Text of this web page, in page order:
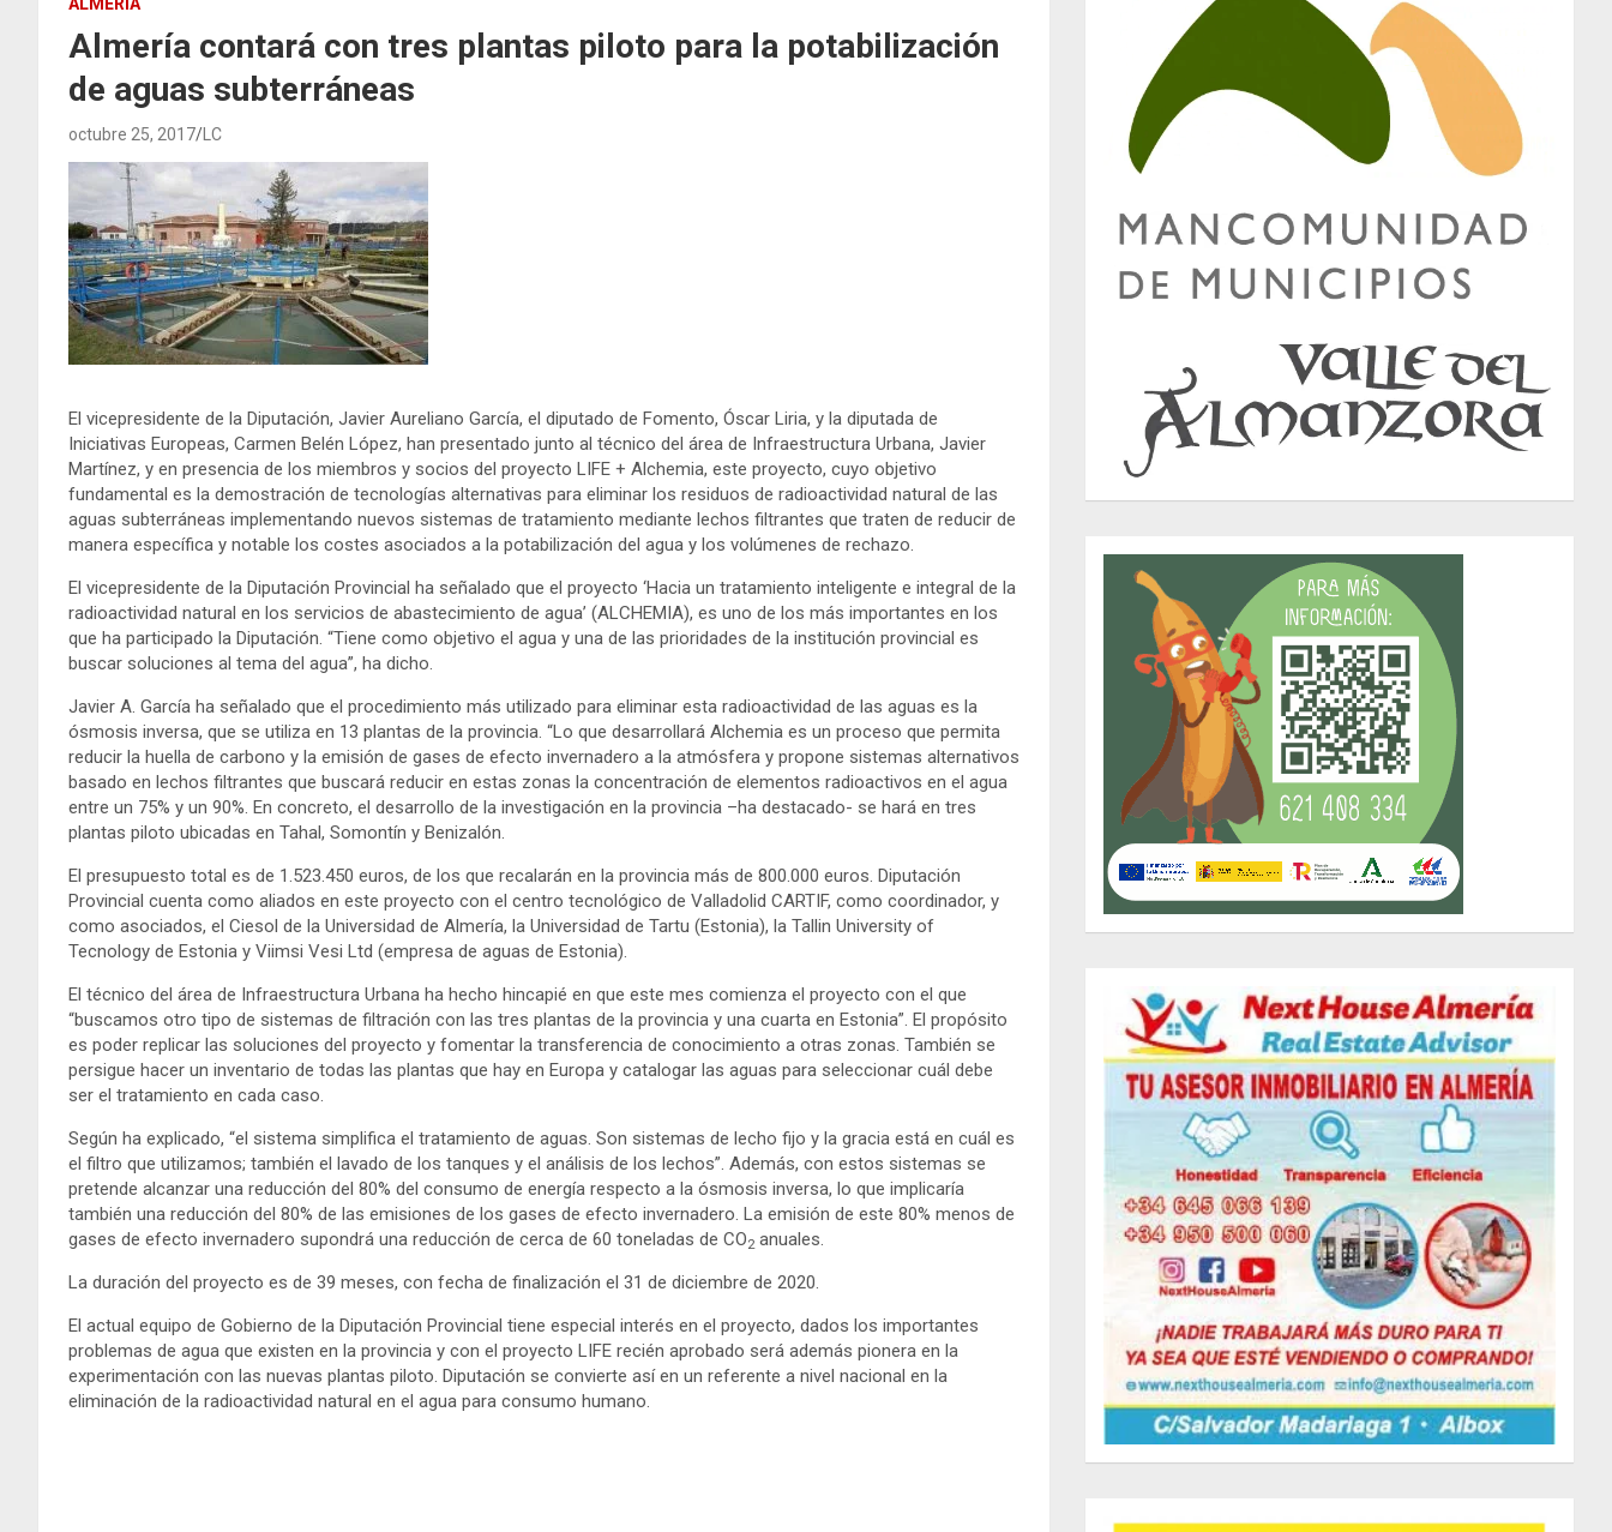
ALMERÍA
Almería contará con tres plantas piloto para la potabilización
de aguas subterráneas
octubre 25, 2017 LC
El vicepresidente de la Diputación, Javier Aureliano García, el diputado de Fomento, Óscar Liria, y la diputada de
Iniciativas Europeas, Carmen Belén López, han presentado junto al técnico del área de Infraestructura Urbana, Javier
Martínez, y en presencia de los miembros y socios del proyecto LIFE + Alchemia, este proyecto, cuyo objetivo
fundamental es la demostración de tecnologías alternativas para eliminar los residuos de radioactividad natural de las
aguas subterráneas implementando nuevos sistemas de tratamiento mediante lechos filtrantes que traten de reducir de
manera específica y notable los costes asociados a la potabilización del agua y los volúmenes de rechazo.
El vicepresidente de la Diputación Provincial ha señalado que el proyecto ‘Hacia un tratamiento inteligente e integral de la
radioactividad natural en los servicios de abastecimiento de agua’ (ALCHEMIA), es uno de los más importantes en los
que ha participado la Diputación. “Tiene como objetivo el agua y una de las prioridades de la institución provincial es
buscar soluciones al tema del agua”, ha dicho.
Javier A. García ha señalado que el procedimiento más utilizado para eliminar esta radioactividad de las aguas es la
ósmosis inversa, que se utiliza en 13 plantas de la provincia. “Lo que desarrollará Alchemia es un proceso que permita
reducir la huella de carbono y la emisión de gases de efecto invernadero a la atmósfera y propone sistemas alternativos
basado en lechos filtrantes que buscará reducir en estas zonas la concentración de elementos radioactivos en el agua
entre un 75% y un 90%. En concreto, el desarrollo de la investigación en la provincia –ha destacado- se hará en tres
plantas piloto ubicadas en Tahal, Somontín y Benizalón.
El presupuesto total es de 1.523.450 euros, de los que recalarán en la provincia más de 800.000 euros. Diputación
Provincial cuenta como aliados en este proyecto con el centro tecnológico de Valladolid CARTIF, como coordinador, y
como asociados, el Ciesol de la Universidad de Almería, la Universidad de Tartu (Estonia), la Tallin University of
Tecnology de Estonia y Viimsi Vesi Ltd (empresa de aguas de Estonia).
El técnico del área de Infraestructura Urbana ha hecho hincapié en que este mes comienza el proyecto con el que
“buscamos otro tipo de sistemas de filtración con las tres plantas de la provincia y una cuarta en Estonia”. El propósito
es poder replicar las soluciones del proyecto y fomentar la transferencia de conocimiento a otras zonas. También se
persigue hacer un inventario de todas las plantas que hay en Europa y catalogar las aguas para seleccionar cuál debe
ser el tratamiento en cada caso.
Según ha explicado, “el sistema simplifica el tratamiento de aguas. Son sistemas de lecho fijo y la gracia está en cuál es
el filtro que utilizamos; también el lavado de los tanques y el análisis de los lechos”. Además, con estos sistemas se
pretende alcanzar una reducción del 80% del consumo de energía respecto a la ósmosis inversa, lo que implicaría
también una reducción del 80% de las emisiones de los gases de efecto invernadero. La emisión de este 80% menos de
gases de efecto invernadero supondrá una reducción de cerca de 60 toneladas de CO2 anuales.
La duración del proyecto es de 39 meses, con fecha de finalización el 31 de diciembre de 2020.
El actual equipo de Gobierno de la Diputación Provincial tiene especial interés en el proyecto, dados los importantes
problemas de agua que existen en la provincia y con el proyecto LIFE recién aprobado será además pionera en la
experimentación con las nuevas plantas piloto. Diputación se convierte así en un referente a nivel nacional en la
eliminación de la radioactividad natural en el agua para consumo humano.